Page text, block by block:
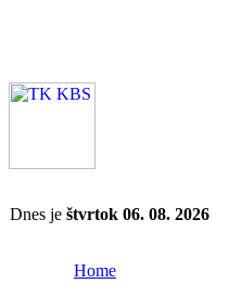
Dnes je štvrtok 06. 08. 2026
Home